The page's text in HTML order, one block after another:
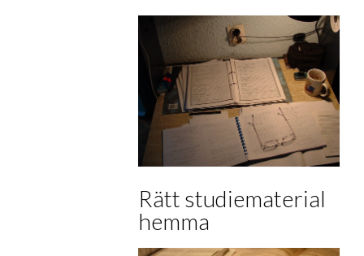
Rätt studiematerial
hemma